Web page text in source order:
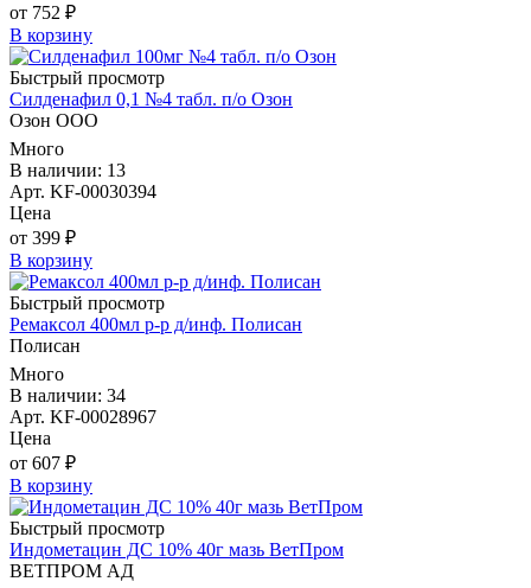
от 752 ₽
В корзину
Быстрый просмотр
Силденафил 0,1 №4 табл. п/о Озон
Озон ООО
Много
В наличии: 13
Арт. KF-00030394
Цена
от 399 ₽
В корзину
Быстрый просмотр
Ремаксол 400мл р-р д/инф. Полисан
Полисан
Много
В наличии: 34
Арт. KF-00028967
Цена
от 607 ₽
В корзину
Быстрый просмотр
Индометацин ДС 10% 40г мазь ВетПром
ВЕТПРОМ АД